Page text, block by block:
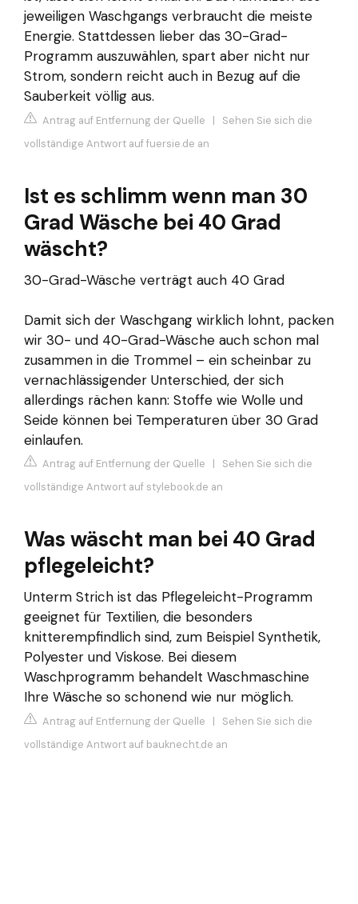
jeweiligen Waschgangs verbraucht die meiste
Energie. Stattdessen lieber das 30-Grad-
Programm auszuwählen, spart aber nicht nur
Strom, sondern reicht auch in Bezug auf die
Sauberkeit völlig aus.
Antrag auf Entfernung der Quelle | Sehen Sie sich die
vollständige Antwort auf fuersie.de an
Ist es schlimm wenn man 30
Grad Wäsche bei 40 Grad
wäscht?
30-Grad-Wäsche verträgt auch 40 Grad
Damit sich der Waschgang wirklich lohnt, packen
wir 30- und 40-Grad-Wäsche auch schon mal
zusammen in die Trommel – ein scheinbar zu
vernachlässigender Unterschied, der sich
allerdings rächen kann: Stoffe wie Wolle und
Seide können bei Temperaturen über 30 Grad
einlaufen.
Antrag auf Entfernung der Quelle | Sehen Sie sich die
vollständige Antwort auf stylebook.de an
Was wäscht man bei 40 Grad
pflegeleicht?
Unterm Strich ist das Pflegeleicht-Programm
geeignet für Textilien, die besonders
knitterempfindlich sind, zum Beispiel Synthetik,
Polyester und Viskose. Bei diesem
Waschprogramm behandelt Waschmaschine
Ihre Wäsche so schonend wie nur möglich.
Antrag auf Entfernung der Quelle | Sehen Sie sich die
vollständige Antwort auf bauknecht.de an